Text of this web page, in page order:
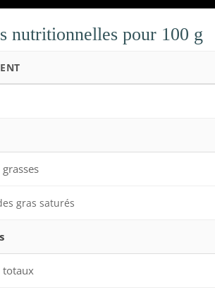
nutritionnelles pour 100 g
gras saturés
totaux